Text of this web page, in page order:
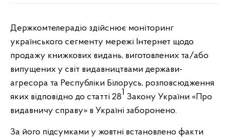
Держкомтелерадіо здійснює моніторинг
українського сегменту мережі Інтернет щодо
продажу книжкових видань, виготовлених та/або
випущених у світ видавництвами держави-
агресора та Республіки Білорусь, розповсюдження
яких відповідно до статті 281 Закону України «Про
видавничу справу» в Україні заборонено.
За його підсумками у жовтні встановлено факти